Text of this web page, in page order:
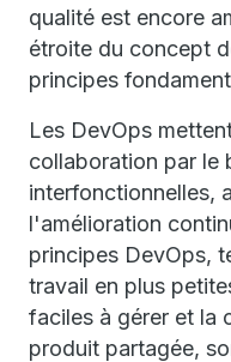
qualité est encore
étroite du concept
principes
Les DevOps
collaboration par le
interfonctionnelles,
l'amélioration
principes DevOps,
travail en plus
faciles à gérer et la
produit partagée,